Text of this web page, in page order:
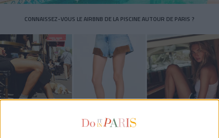
CONNAISSEZ-VOUS LE AIRBNB DE LA PISCINE AUTOUR DE PARIS ?